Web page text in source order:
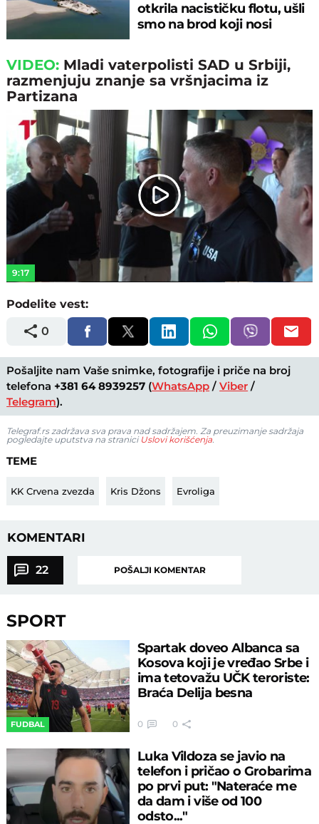
otkrila nacističku flotu, ušli
smo na brod koji nosi
VIDEO: Mladi vaterpolisti SAD u Srbiji,
razmenjuju znanje sa vršnjacima iz
Partizana
Play
Video
9:17
Podelite vest:
0
Pošaljite nam Vaše snimke, fotografije i priče na broj
telefona +381 64 8939257 (WhatsApp /Viber /
Telegram).
Telegraf.rs zadržava sva prava nad sadržajem. Za preuzimanje sadržaja
pogledajte uputstva na stranici Uslovi korišćenja.
TEME
KK Crvena zvezda Kris Džons Evroliga
KOMENTARI
22 POŠALJI KOMENTAR
SPORT
FUDBAL
Spartak doveo Albanca sa
Kosova koji je vređao Srbe i
ima tetovažu UČK teroriste:
Braća Delija besna
0 0
Luka Vildoza se javio na
telefon i pričao o Grobarima
po prvi put: "Nateraće me
da dam i više od 100
odsto..."